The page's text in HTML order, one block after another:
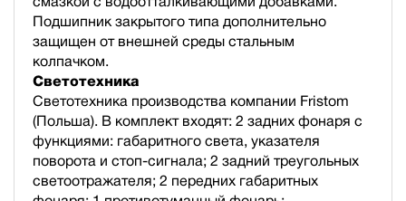
Подшипник закрытого типа дополнительно
защищен от внешней среды стальным
колпачком.
Светотехника
Светотехника производства компании Fristom
(Польша). В комплект входят: 2 задних фонаря с
функциями: габаритного света, указателя
поворота и стоп-сигнала; 2 задний треугольных
светоотражателя; 2 передних габаритных